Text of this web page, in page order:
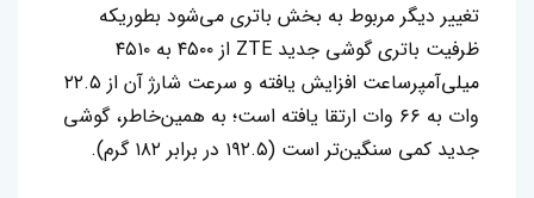
تغییر دیگر مربوط به بخش باتری می‌شود بطوریکه
ظرفیت باتری گوشی جدید ZTE از ۴۵۰۰ به ۴۵۱۰
میلی‌آمپرساعت افزایش یافته و سرعت شارژ آن از ۲۲.۵
وات به ۶۶ وات ارتقا یافته است؛ به همین‌خاطر، گوشی
جدید کمی سنگین‌تر است (۱۹۲.۵ در برابر ۱۸۲ گرم).